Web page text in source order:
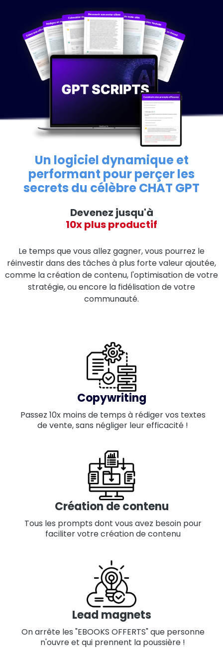
Un logiciel dynamique et
performant pour perçer les
secrets du célèbre CHAT GPT
Devenez jusqu'à
10x plus productif
Le temps que vous allez gagner, vous pourrez le
réinvestir dans des tâches à plus forte valeur ajoutée,
comme la création de contenu, l'optimisation de votre
stratégie, ou encore la fidélisation de votre
communauté.
Copywriting
Passez 10x moins de temps à rédiger vos textes
de vente, sans négliger leur efficacité !
Création de contenu
Tous les prompts dont vous avez besoin pour
faciliter votre création de contenu
Lead magnets
On arrête les "EBOOKS OFFERTS" que personne
n'ouvre et qui prennent la poussière !